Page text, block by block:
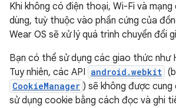
Khi không có điện thoại, Wi-Fi và
dùng, tuỳ thuộc vào phần cứng của
Wear OS sẽ xử lý quá trình chuyển đổi
Bạn có thể sử dụng các giao thức như
Tuy nhiên, các API android.webkit
CookieManager ) sẽ không được
sử dụng cookie bằng cách đọc và ghi